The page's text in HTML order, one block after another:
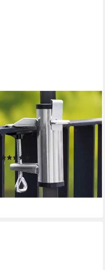
GRAVIDUS
Schirmhalter
Sonnenschirmhalter für
Balkongeländer 25-38mm aus
Aluminium
17,99 €
lieferbar - in 3-4 Werktagen bei dir